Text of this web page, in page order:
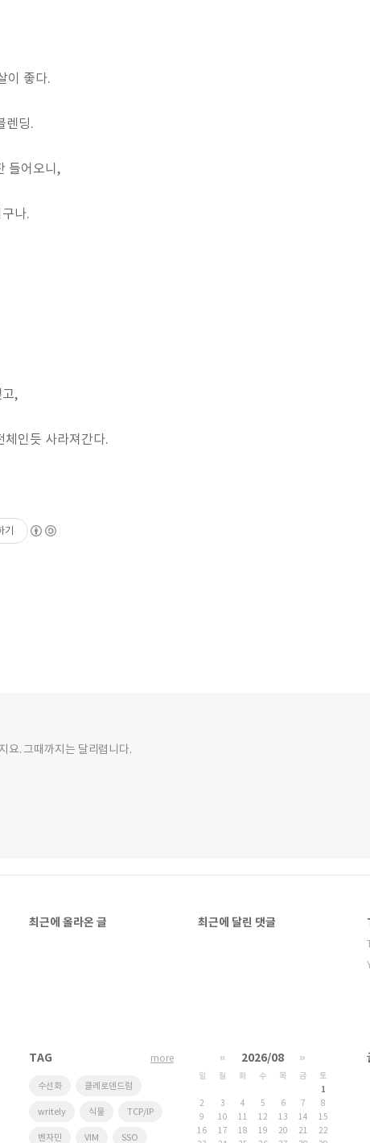
이 좋다.
렌딩.
들어오니,
나.
,
체인듯 사라져간다.
기
요. 그때까지는 달리렵니다.
최근에 올라온 글 최근에 달린 댓글
TAG
수선화 클레로덴드럼
writely 식물 TCP/IP
벤자민 VIM SSO
more « 2026/08 »
일 월 화 수 목 금
토
1
2
3 4 5 6 7
8
9
10 11 12 13 14
15
16
17 18 19 20 21
22